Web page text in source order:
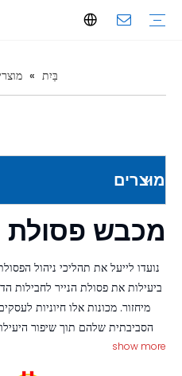
בַּיִת »
מוצרים
מכבש פסולת
נועדו לייעל את תהליכי ניהול
ביעילות את פסולת הנייר לחבילות
מיחזור. מכונות אלו חיוניות
הסביבתית שלהם תוך שיפור
show more